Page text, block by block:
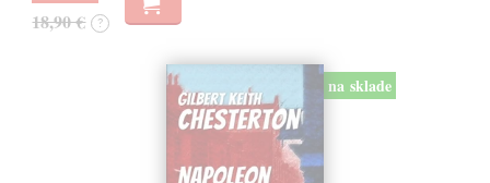
18,90 € ?
na sklade